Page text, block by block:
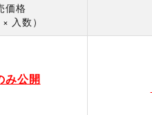
価格
× 入数）
み公開